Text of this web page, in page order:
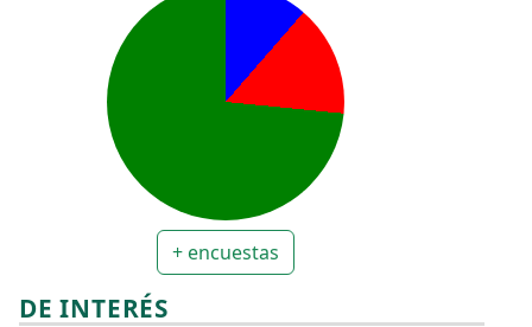
+ encuestas
DE INTERÉS